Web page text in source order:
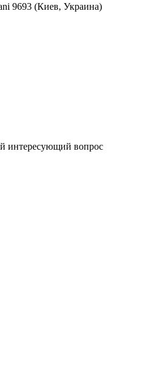
9693 (Киев, Украина)
интересующий вопрос